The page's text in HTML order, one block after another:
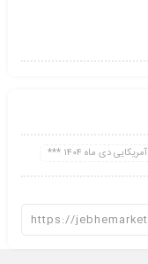
دی ماه ۱۴۰۴ ***